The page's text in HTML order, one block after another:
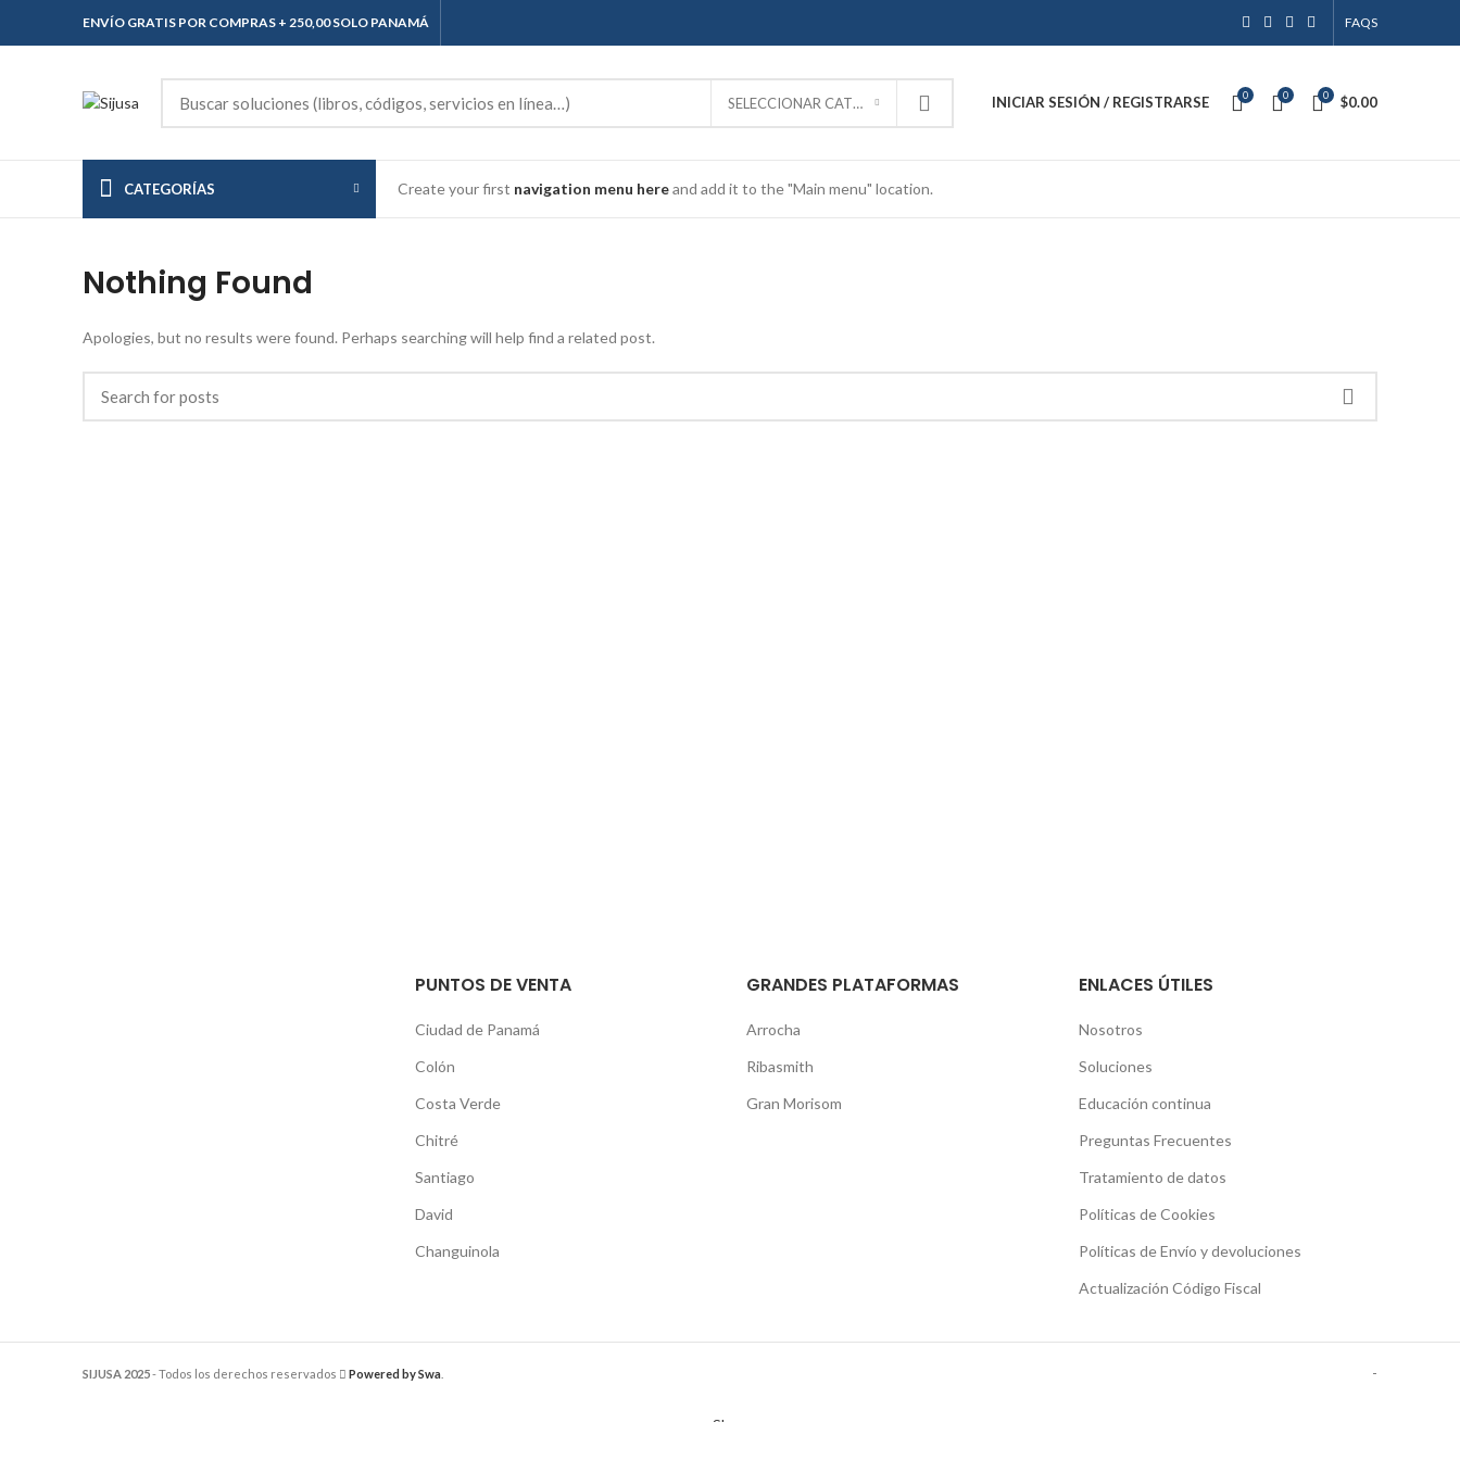
ENVÍO GRATIS POR COMPRAS + 250,00 SOLO PANAMÁ FAQS
SELECCIONAR CATEGORÍA INICIAR SESIÓN / REGISTRARSE 0 0 0 $0.00
CATEGORÍAS Create your first navigation menu hereand add it to the "Main menu" location.
Nothing Found
Apologies, but no results were found. Perhaps searching will help find a related post.
PUNTOS DE VENTA
Ciudad de Panamá
Colón
Costa Verde
Chitré
Santiago
David
Changuinola
GRANDES PLATAFORMAS
Arrocha
Ribasmith
Gran Morisom
ENLACES ÚTILES
Nosotros
Soluciones
Educación continua
Preguntas Frecuentes
Tratamiento de datos
Políticas de Cookies
Políticas de Envío y devoluciones
Actualización Código Fiscal
SIJUSA 2025- Todos los derechos reservados Powered by Swa -
Shop